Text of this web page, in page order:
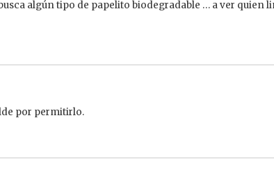
algún tipo de papelito biodegradable … a ver quien
por permitirlo.